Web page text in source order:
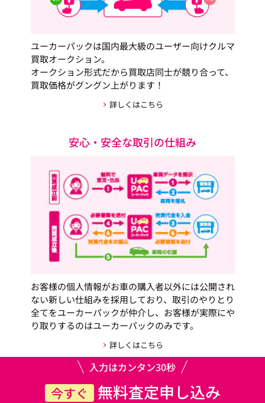
ユーカーパックは国内最大級のユーザー向けクルマ
買取オークション。
オークション形式だから買取店同士が競り合って、
買取価格がグングン上がります！
詳しくはこちら
安心・安全な取引の仕組み
お客様の個人情報がお車の購入者以外には公開され
ない新しい仕組みを採用しており、取引のやりとり
全てをユーカーパックが仲介し、お客様が実際にや
り取りするのはユーカーパックのみです。
詳しくはこちら
入力はカンタン30秒
今すぐ 無料査定申し込み